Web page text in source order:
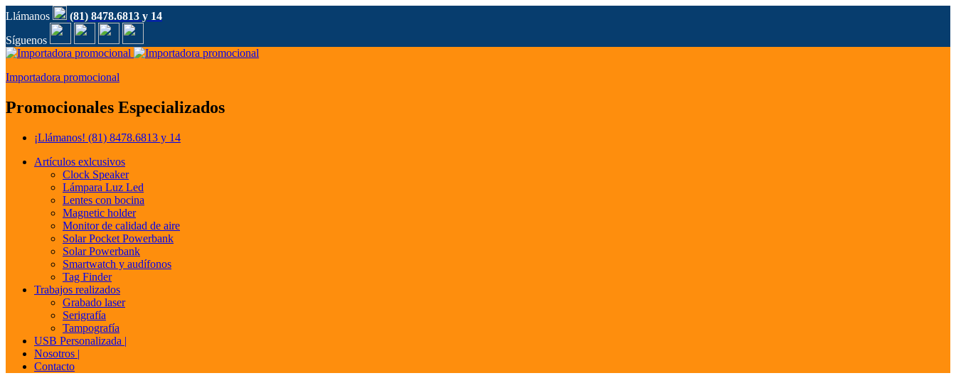
Llámanos
(81) 8478.6813 y 14
Síguenos
Importadora promocional
Promocionales Especializados
¡Llámanos! (81) 8478.6813 y 14
Artículos exlcusivos
Clock Speaker
Lámpara Luz Led
Lentes con bocina
Magnetic holder
Monitor de calidad de aire
Solar Pocket Powerbank
Solar Powerbank
Smartwatch y audífonos
Tag Finder
Trabajos realizados
Grabado laser
Serigrafía
Tampografía
USB Personalizada |
Nosotros |
Contacto